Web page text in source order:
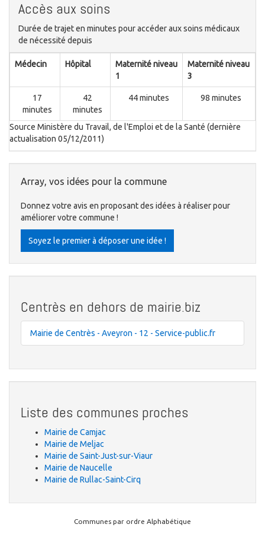
Accès aux soins
Durée de trajet en minutes pour accéder aux soins médicaux
de nécessité depuis
Médecin Hôpital
Maternité niveau
1
Maternité niveau
3
17
minutes
42
minutes
44 minutes 98 minutes
Source Ministère du Travail, de l'Emploi et de la Santé (dernière
actualisation 05/12/2011)
Array, vos idées pour la commune
Donnez votre avis en proposant des idées à réaliser pour
améliorer votre commune !
Soyez le premier à déposer une idée !
Centrès en dehors de mairie.biz
Mairie de Centrès - Aveyron - 12 - Service-public.fr
Liste des communes proches
Mairie de Camjac
Mairie de Meljac
Mairie de Saint-Just-sur-Viaur
Mairie de Naucelle
Mairie de Rullac-Saint-Cirq
Communes par ordre Alphabétique